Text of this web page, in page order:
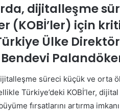
dijitalleşme
(KOBİ’ler) için
Ülke
Bendevi
süreci küçük ve orta
Türkiye’deki KOBİ’ler,
fırsatlarını artırma